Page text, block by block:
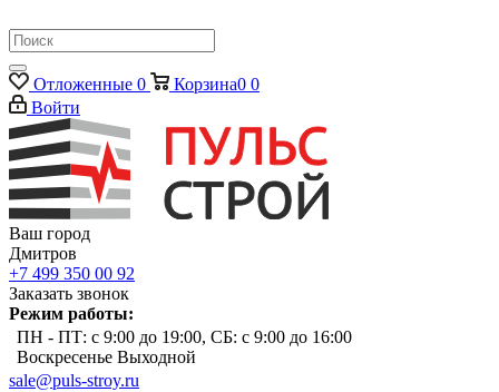
Отложенные 0 Корзина0 0
Войти
Ваш город
Дмитров
+7 499 350 00 92
Заказать звонок
Режим работы:
ПН - ПТ: с 9:00 до 19:00, СБ: с 9:00 до 16:00
Воскресенье Выходной
sale@puls-stroy.ru